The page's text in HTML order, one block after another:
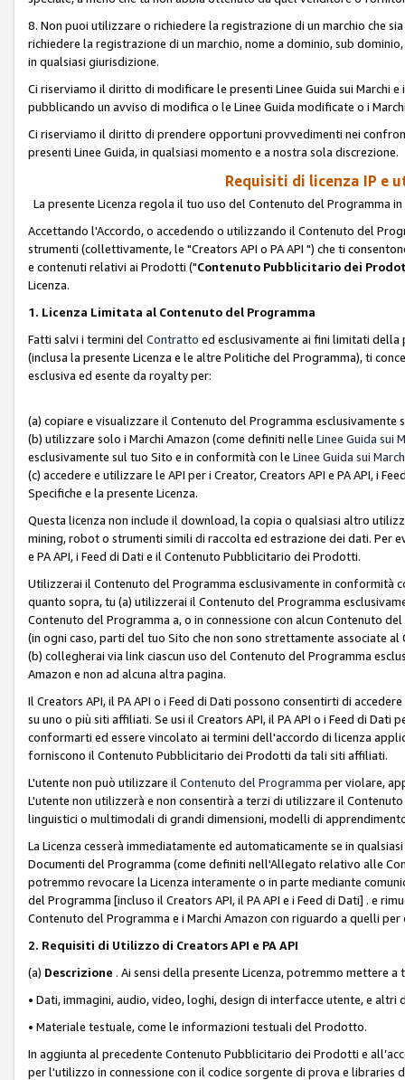
8. Non puoi utilizzare o richiedere la registrazione di un marchio che
richiedere la registrazione di un marchio, nome a dominio, sub
in qualsiasi giurisdizione.
Ci riserviamo il diritto di modificare le presenti Linee Guida sui Marchi
pubblicando un avviso di modifica o le Linee Guida modificate o i
Ci riserviamo il diritto di prendere opportuni provvedimenti nei
presenti Linee Guida, in qualsiasi momento e a nostra sola discrezione.
Requisiti di licenza IP e
La presente Licenza regola il tuo uso del Contenuto del Programma
Accettando l'Accordo, o accedendo o utilizzando il Contenuto del
strumenti (collettivamente, le "Creators API o PA API ") che ti
e contenuti relativi ai Prodotti ("Contenuto Pubblicitario dei
Licenza.
1. Licenza Limitata al Contenuto del Programma
Fatti salvi i termini del Contratto ed esclusivamente ai fini limitati
(inclusa la presente Licenza e le altre Politiche del Programma), ti
esclusiva ed esente da royalty per:
(a) copiare e visualizzare il Contenuto del Programma esclusivamente
(b) utilizzare solo i Marchi Amazon (come definiti nelle Linee Guida sui
esclusivamente sul tuo Sito e in conformità con le Linee Guida sui March
(c) accedere e utilizzare le API per i Creator, Creators API e PA API, i
Specifiche e la presente Licenza.
Questa licenza non include il download, la copia o qualsiasi altro
mining, robot o strumenti simili di raccolta ed estrazione dei dati. Per
e PA API, i Feed di Dati e il Contenuto Pubblicitario dei Prodotti.
Utilizzerai il Contenuto del Programma esclusivamente in conformità
quanto sopra, tu (a) utilizzerai il Contenuto del Programma
Contenuto del Programma a, o in connessione con alcun Contenuto
(in ogni caso, parti del tuo Sito che non sono strettamente associate
(b) collegherai via link ciascun uso del Contenuto del Programma
Amazon e non ad alcuna altra pagina.
Il Creators API, il PA API o i Feed di Dati possono consentirti di
su uno o più siti affiliati. Se usi il Creators API, il PA API o i Feed di
conformarti ed essere vincolato ai termini dell'accordo di licenza
forniscono il Contenuto Pubblicitario dei Prodotti da tali siti affiliati.
L'utente non può utilizzare il Contenuto del Programma per violare,
L'utente non utilizzerà e non consentirà a terzi di utilizzare il
linguistici o multimodali di grandi dimensioni, modelli di
La Licenza cesserà immediatamente ed automaticamente se in
Documenti del Programma (come definiti nell'Allegato relativo alle
potremmo revocare la Licenza interamente o in parte mediante
del Programma [incluso il Creators API, il PA API e i Feed di Dati] . e
Contenuto del Programma e i Marchi Amazon con riguardo a quelli
2. Requisiti di Utilizzo di Creators API e PA API
(a) Descrizione . Ai sensi della presente Licenza, potremmo mettere
• Dati, immagini, audio, video, loghi, design di interfacce utente, e altri
• Materiale testuale, come le informazioni testuali del Prodotto.
In aggiunta al precedente Contenuto Pubblicitario dei Prodotti e
per l'utilizzo in connessione con il codice sorgente di prova e libraries